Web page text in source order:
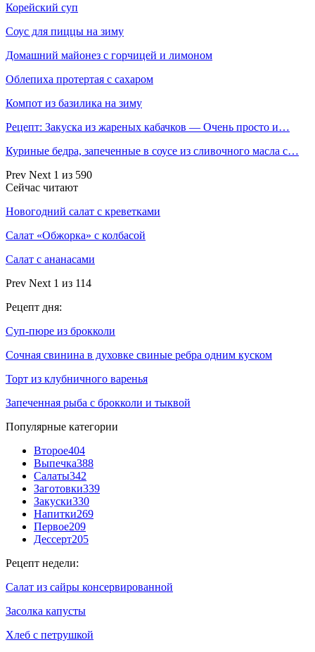
Корейский суп
Соус для пиццы на зиму
Домашний майонез с горчицей и лимоном
Облепиха протертая с сахаром
Компот из базилика на зиму
Рецепт: Закуска из жареных кабачков — Очень просто и…
Куриные бедра, запеченные в соусе из сливочного масла с…
Prev Next 1 из 590
Сейчас читают
Новогодний салат с креветками
Салат «Обжорка» с колбасой
Салат с ананасами
Prev Next 1 из 114
Рецепт дня:
Суп-пюре из брокколи
Сочная свинина в духовке свиные ребра одним куском
Торт из клубничного варенья
Запеченная рыба с брокколи и тыквой
Популярные категории
Второе404
Выпечка388
Салаты342
Заготовки339
Закуски330
Напитки269
Первое209
Дессерт205
Рецепт недели:
Салат из сайры консервированной
Засолка капусты
Хлеб с петрушкой